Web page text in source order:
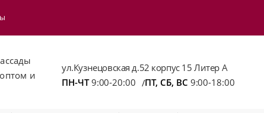
оптом и
ул.Кузнецовская д.52 корпус 15 Литер А
ПН-ЧТ9:00-20:00 /ПТ, СБ, ВС 9:00-18:00